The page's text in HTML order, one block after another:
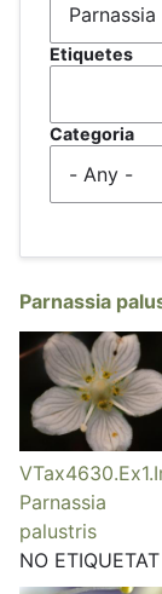
Etiquetes
Categoria
Parnassia
Parnassia
palustris
NO ETIQUETAT